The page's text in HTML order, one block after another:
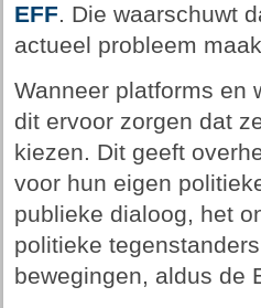
EFF. Die waarschuwt
actueel probleem
Wanneer platforms en
dit ervoor zorgen dat
kiezen. Dit geeft
voor hun eigen
publieke dialoog, het
politieke
bewegingen, aldus de